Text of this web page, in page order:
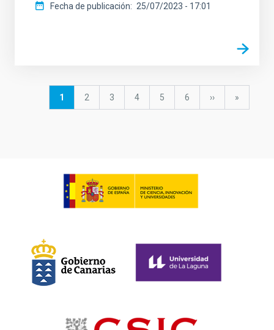
Fecha de publicación 25/07/2023 - 17:01
PaginaciónPágina
1 Página
2 Página
3 Página
4 Página
5 Página
6
Siguiente
››
última
»